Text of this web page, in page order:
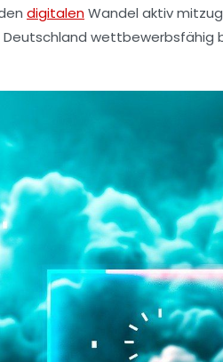
digitalenWandel aktiv
wettbewerbsfähig